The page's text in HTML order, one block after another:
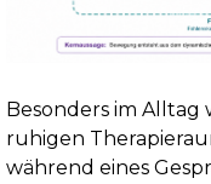
Besonders im Alltag
ruhigen
während eines